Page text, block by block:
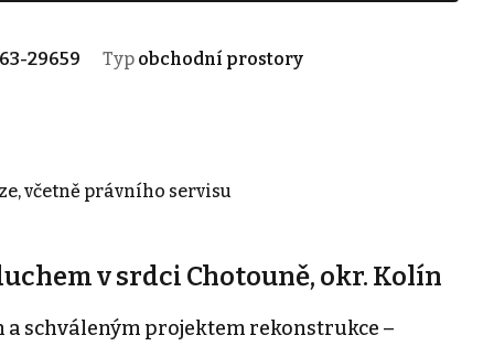
29659 Typ obchodní prostory
včetně právního servisu
v srdci Chotouně, okr. Kolín
schváleným projektem rekonstrukce –